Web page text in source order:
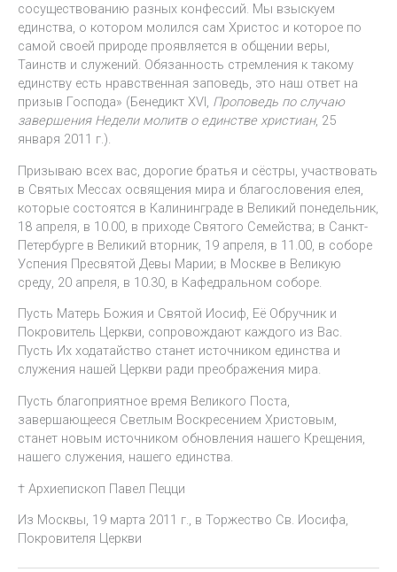
сосуществованию разных конфессий. Мы взыскуем
единства, о котором молился сам Христос и которое по
самой своей природе проявляется в общении веры,
Таинств и служений. Обязанность стремления к такому
единству есть нравственная заповедь, это наш ответ на
призыв Господа» (Бенедикт XVI, Проповедь по случаю
завершения Недели молитв о единстве христиан, 25
января 2011 г.).
Призываю всех вас, дорогие братья и сёстры, участвовать
в Святых Мессах освящения мира и благословения елея,
которые состоятся в Калининграде в Великий понедельник,
18 апреля, в 10.00, в приходе Святого Семейства; в Санкт-
Петербурге в Великий вторник, 19 апреля, в 11.00, в соборе
Успения Пресвятой Девы Марии; в Москве в Великую
среду, 20 апреля, в 10.30, в Кафедральном соборе.
Пусть Матерь Божия и Святой Иосиф, Её Обручник и
Покровитель Церкви, сопровождают каждого из Вас.
Пусть Их ходатайство станет источником единства и
служения нашей Церкви ради преображения мира.
Пусть благоприятное время Великого Поста,
завершающееся Светлым Воскресением Христовым,
станет новым источником обновления нашего Крещения,
нашего служения, нашего единства.
† Архиепископ Павел Пецци
Из Москвы, 19 марта 2011 г., в Торжество Св. Иосифа,
Покровителя Церкви